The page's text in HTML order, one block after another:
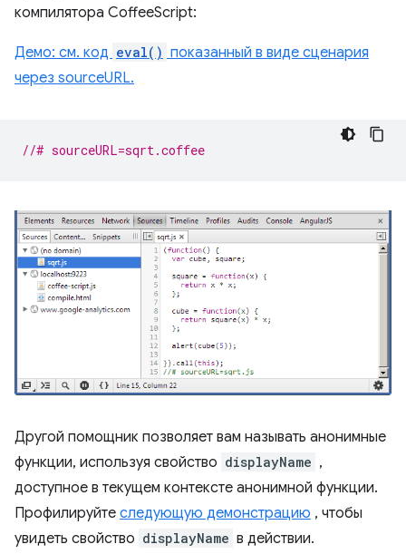
компилятора CoffeeScript:
Демо: см. код eval() показанный в виде сценария
через sourceURL.
//# sourceURL=sqrt.coffee
Другой помощник позволяет вам называть анонимные
функции, используя свойство displayName ,
доступное в текущем контексте анонимной функции.
Профилируйте следующую демонстрацию , чтобы
увидеть свойство displayName в действии.